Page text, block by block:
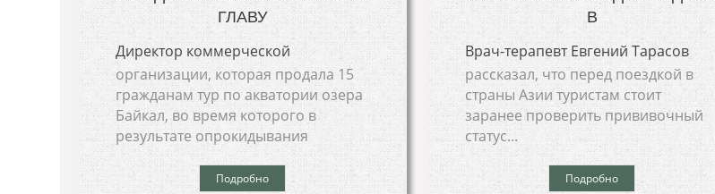
ГЛАВУ
Директор коммерческой
организации, которая продала 15
гражданам тур по акватории озера
Байкал, во время которого в
результате опрокидывания
Подробно
В
Врач-терапевт Евгений Тарасов
рассказал, что перед поездкой в
страны Азии туристам стоит
заранее проверить прививочный
статус...
Подробно